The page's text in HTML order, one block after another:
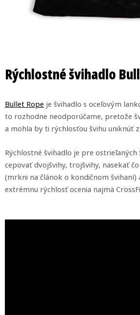
Rýchlostné švihadlo
Bullet Rope je švihadlo s oceľovým
to rozhodne neodporúčame, pretože
a mohla by ti rýchlosťou švihu uniknúť
Rýchlostné švihadlo je pre
cepovať dvojšvihy, trojšvihy, nasekať
(mrkni na článok o kondičnom švihaní)
extrémnu rýchlosť ocenia najmä